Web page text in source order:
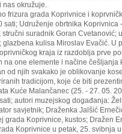
nas okružuje.
frizura grada Koprivnice i
sati; Udruženje obrtnika Koprivnica
suradnik Goran Cvetanović;
kulisa Miroslav Evačić. U
kraja iz razdoblja prve
na one elemente i načine češljanja
od njih svakako je oblikovanje
tradicijom, koje će biti
Kuće Malančanec (25. - 27. 05.
autori muzejskog događanja:
savjetnik; Draženka Jalšić
grada Koprivnice, kustos; Dražen
Koprivnice u petak, 25. svibnja